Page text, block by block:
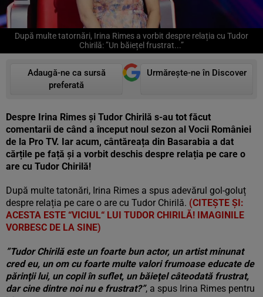
După multe tatornări, Irina Rimes a vorbit despre relația cu Tudor
Chirilă: ”Un băiețel frustrat...”
Adaugă-ne ca sursă
preferată
Urmărește-ne în Discover
Despre Irina Rimes și Tudor Chirilă s-au tot făcut
comentarii de când a început noul sezon al Vocii României
de la Pro TV. Iar acum, cântăreața din Basarabia a dat
cărțile pe față și a vorbit deschis despre relația pe care o
are cu Tudor Chirilă!
După multe tatonări, Irina Rimes a spus adevărul gol-goluț
despre relația pe care o are cu Tudor Chirilă. (CITEȘTE ȘI:
ACESTA ESTE “VICIUL“ LUI TUDOR CHIRILĂ! IMAGINILE
VORBESC DE LA SINE)
”Tudor Chirilă este un foarte bun actor, un artist minunat
cred eu, un om cu foarte multe valori frumoase educate de
părinţii lui, un copil în suflet, un băieţel câteodată frustrat,
dar cine dintre noi nu e frustrat?”, a spus Irina Rimes pentru